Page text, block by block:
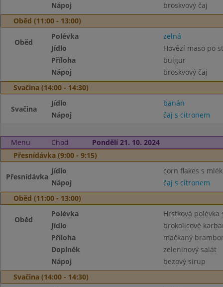
Nápoj
broskvový čaj
Oběd (11:00 - 13:00)
Oběd
Polévka
zelná
Jídlo
Hovězí maso po
Příloha
bulgur
Nápoj
broskvový čaj
Svačina (14:00 - 14:30)
Svačina
Jídlo
banán
Nápoj
čaj s citronem
Menu Chod
Pondělí 21. 10. 2024
Přesnídávka (9:00 - 9:15)
Přesnídávka
Jídlo
corn flakes s
Nápoj
čaj s citronem
Oběd (11:00 - 13:00)
Oběd
Polévka
Hrstková
Jídlo
brokolicové
Příloha
mačkaný
Doplněk
zeleninový salát
Nápoj
bezový sirup
Svačina (14:00 - 14:30)